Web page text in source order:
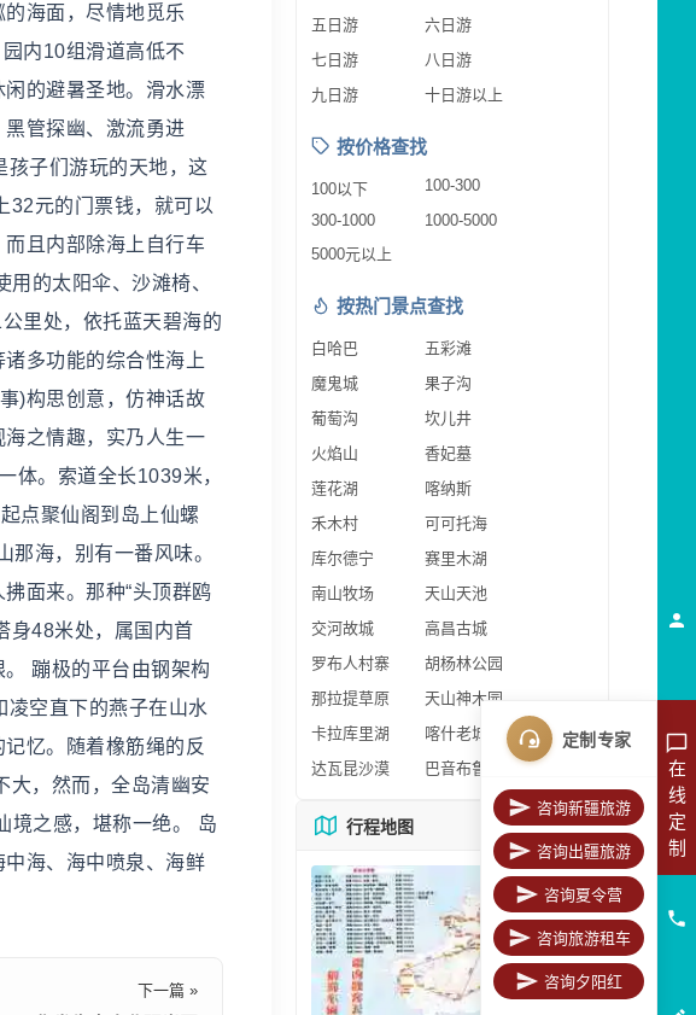
海面，尽情地觅乐
内10组滑道高低不
的避暑圣地。滑水漂
管探幽、激流勇进
孩子们游玩的天地，这
32元的门票钱，就可以
且内部除海上自行车
的太阳伞、沙滩椅、
里处，依托蓝天碧海的
多功能的综合性海上
)构思创意，仿神话故
之情趣，实乃人生一
体。索道全长1039米，
点聚仙阁到岛上仙螺
海，别有一番风味。
面来。那种“头顶群鸥
身48米处，属国内首
蹦极的平台由钢架构
空直下的燕子在山水
忆。随着橡筋绳的反
大，然而，全岛清幽安
境之感，堪称一绝。 岛
中海、海中喷泉、海鲜
下一篇 »
五日游
六日游
七日游
八日游
九日游
十日游以上
按价格查找
100以下
100-300
300-1000
1000-5000
5000元以上
按热门景点查找
白哈巴
五彩滩
魔鬼城
果子沟
葡萄沟
坎儿井
火焰山
香妃墓
莲花湖
喀纳斯
禾木村
可可托海
库尔德宁
赛里木湖
南山牧场
天山天池
交河故城
高昌古城
罗布人村寨
胡杨林公园
那拉提草原
天山神木园
卡拉库里湖
喀什老城区
达瓦昆沙漠
巴音布鲁克
行程地图 更多地图
在
线
定
制
定制专家
咨询新疆旅游
咨询出疆旅游
咨询夏令营
咨询旅游租车
咨询夕阳红